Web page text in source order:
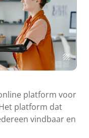
platform voor
platform dat
vindbaar en